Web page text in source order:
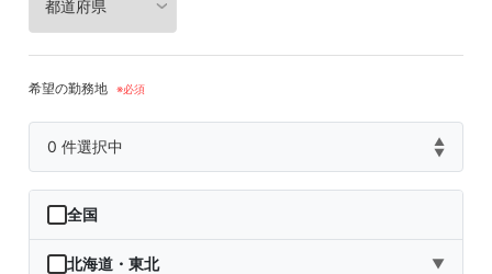
希望の勤務地
0 件選択中
▲
▼
全国
北海道・東北 ▼